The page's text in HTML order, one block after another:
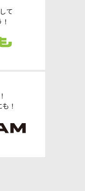
て
！